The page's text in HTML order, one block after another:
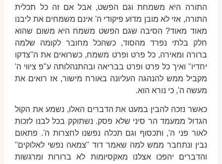
התורה היא משמחת וגם הפשט, אבל אם זה כל תכלית
התורה, אזי לא מובן מדוע פיקודי ה' אינם משמחים את ליבנו
מאוד מאוד? הסיבה שגם הפשט משמח היא משום שהוא
חלק בלתי נפרד מהסוד, כשהכל מחובר לקומה שלמה
ברורה ומאירה, כל פרט ופרט משמח, כשרואים את ה"צדקו
יחדיו" ואיך כל פרט ופרט בבריאה ובהתנהלותה ע"פ ציווי ה'
מקביל ממש להנהגה העליונה באורח מישור, אז רואים את
מעשה ה', כי נורא הוא.
כאשר נזכה להבין במעט את הדברים האלו, נשמע את הקול
הגדול ממעמד הר סיני שלא פסק. נשתוקק בכל לבנו לזכות
לאור פני ה', ותכסוף וגם תכלה נפשנו לחצרות ה'. פתאום
נבין ונתחבר ממש למה שאמר דוד "צמאה נפשי לאלוקים"
והדברים יהפכו אצלנו מאקסיומות לא ברורות ומרגשות